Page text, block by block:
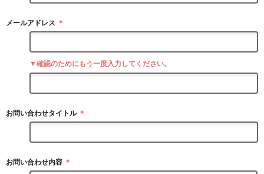
メールアドレス ＊
▼確認のためにもう一度入力してください。
お問い合わせタイトル ＊
お問い合わせ内容 ＊